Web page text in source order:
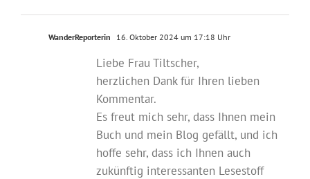
WanderReporterin 16. Oktober 2024 um 17:18 Uhr
Liebe Frau Tiltscher,
herzlichen Dank für Ihren lieben
Kommentar.
Es freut mich sehr, dass Ihnen mein
Buch und mein Blog gefällt, und ich
hoffe sehr, dass ich Ihnen auch
zukünftig interessanten Lesestoff